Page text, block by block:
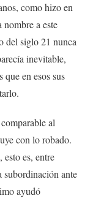
como hizo en
a este
del siglo 21 nunca
inevitable,
que en esos sus
al
con lo robado.
es, entre
subordinación ante
ayudó